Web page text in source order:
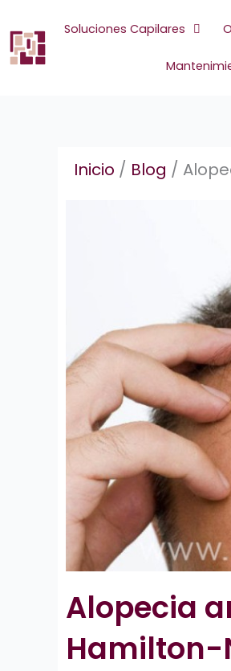
al
contenido
Soluciones Capilares
Inicio / Blog /
Alopecia
Hamilton-